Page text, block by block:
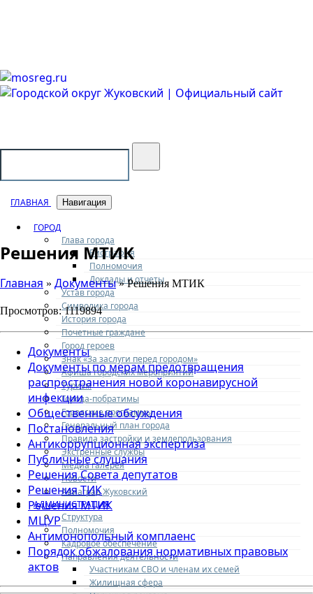
ГЛАВНАЯ Навигация
ГОРОД
Глава города
Биография
Полномочия
Доклады и отчеты
Устав города
Символика города
История города
Почетные граждане
Город героев
Знак «За заслуги перед городом»
Афиша городских мероприятий
Туризм
Города-побратимы
Городские программы
Генеральный план города
Правила застройки и землепользования
Экстренные службы
Медиа галерея
Новости
Авиаград Жуковский
АДМИНИСТРАЦИЯ
Структура
Полномочия
Кадровое обеспечение
Направления деятельности
Участникам СВО и членам их семей
Жилищная сфера
Решения МТИК
Главная » Документы» Решения МТИК
Просмотров: 1119894
Документы
Документы по мерам предотвращения
распространения новой коронавирусной
инфекции
Общественные обсуждения
Постановления
Антикоррупционная экспертиза
Публичные слушания
Решения Совета депутатов
Решения ТИК
Решения МТИК
МЦУР
Антимонопольный комплаенс
Порядок обжалования нормативных правовых
актов